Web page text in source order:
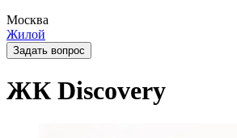
Москва
Жилой
Задать вопрос
ЖК Discovery